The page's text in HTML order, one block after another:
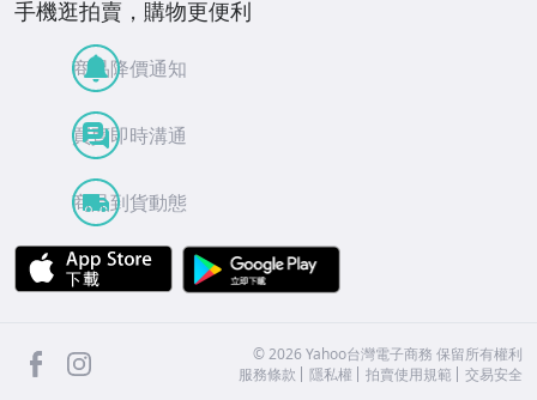
手機逛拍賣，購物更便利
商品降價通知
買賣即時溝通
商品到貨動態
APP Store
facebook ©2026 Yahoo台灣電子商務 保留所有權利
服務條款
隱私權 拍賣使用規範 交易安全